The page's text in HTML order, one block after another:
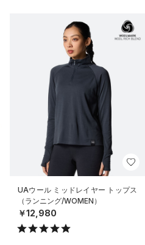
UAウール ミッドレイヤー トップス
（ランニング/WOMEN）
￥12,980